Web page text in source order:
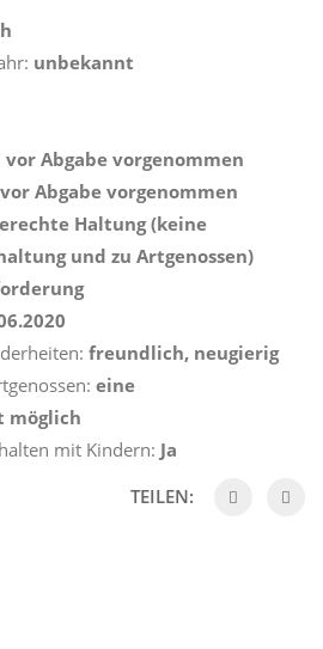
unbekannt
Abgabe vorgenommen
Abgabe vorgenommen
Haltung (keine
und zu Artgenossen)
freundlich, neugierig
eine
möglich
mit Kindern: Ja
TEILEN: